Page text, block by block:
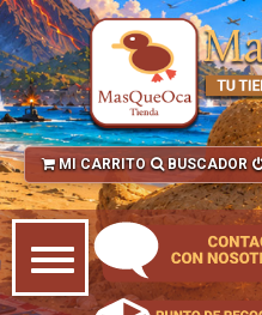
MI CARRITO BUSCADOR